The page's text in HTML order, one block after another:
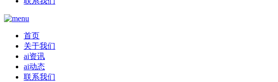
首页
关于我们
ai资讯
ai动态
联系我们